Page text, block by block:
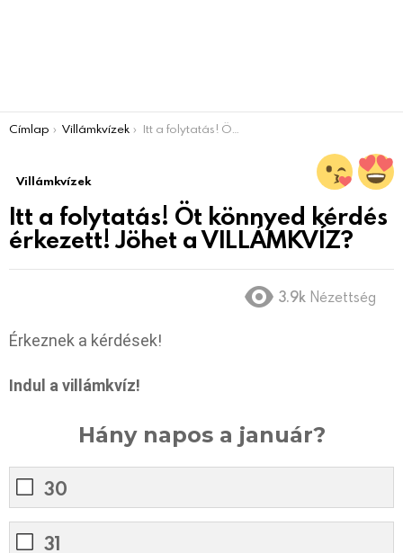
You are here:
Címlap Villámkvízek Itt a folytatás! Öt könnyed kérdés érkezett! Jöhet a VILLÁMKVÍZ?
Villámkvízek
Itt a folytatás! Öt könnyed kérdés
érkezett! Jöhet a VILLÁMKVÍZ?
3.9k Nézettség
Érkeznek a kérdések!
Indul a villámkvíz!
Hány napos a január?
30
31